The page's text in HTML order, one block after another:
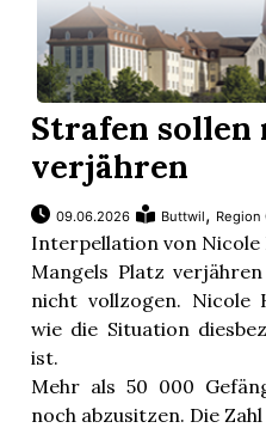
Strafen sollen
verjähren
09.06.2026 Buttwil, Region
Interpellation von Nicole
Mangels Platz
nicht vollzogen. Nicole
wie die Situation
ist.
Mehr als 50 000
noch abzusitzen. Die